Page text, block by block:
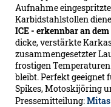
Aufnahme
Karbidstahlstollen
ICE - erkennbar an
dicke, verstärkte
zusammengesetzter
frostigen Temperaturen
bleibt. Perfekt
Spikes, Motoskijöring
Pressemitteilung: